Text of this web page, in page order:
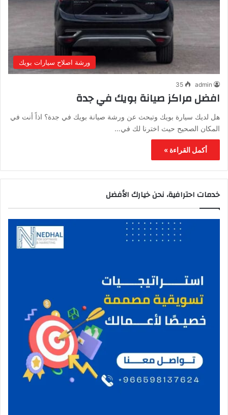
ورشة اصلاح سيارات بويك
admin
35
افضل مراكز صيانة بويك في جدة
هل لديك سيارة بويك وتبحث عن ورشة صيانة بويك في جدة؟ اذاً أنت في
المكان الصحيح حيث اخترنا لك في…
أكمل القراءة »
خدمات احترافية، نحن خيارك الأفضل